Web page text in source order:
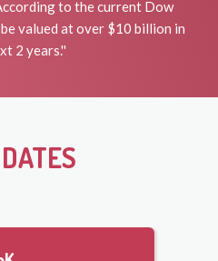
to the current Dow
be valued at over $10 billion in
2 years.''